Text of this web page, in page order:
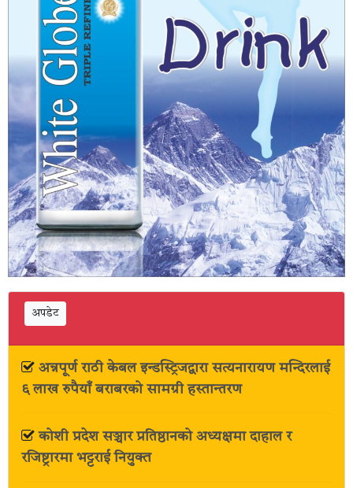
अपडेट
अन्नपूर्ण राठी केबल इन्डस्ट्रिजद्वारा सत्यनारायण मन्दिरलाई
६ लाख रुपैयाँ बराबरको सामग्री हस्तान्तरण
कोशी प्रदेश सञ्चार प्रतिष्ठानको अध्यक्षमा दाहाल र
रजिष्ट्रारमा भट्टराई नियुक्त